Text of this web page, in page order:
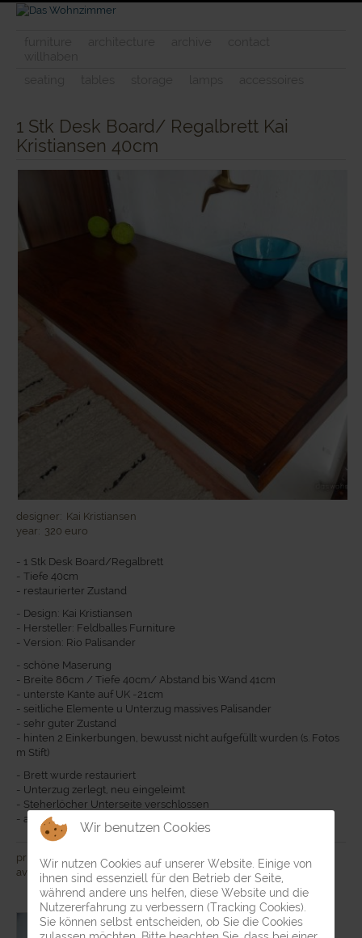
1 Stk Desk Board/ Regalbrett Kai
Kristiansen 40cm
designer: Kai Kristiansen
year: 320 euro
- 1 Stk Desk Board/Regalbrett
- Tiefe 40cm
- restaurierter Zustand
- Design: Kai Kristiansen
- Hersteller: Feldballes Furniture
- Version: Rio Palisander
- schöne Maserung
- Breite 86cm / Tiefe 40cm/ Abstand bis Wand 41cm
- unterste Kante auf UK -21cm
- seitliche Elemente u Unterzug massives Palisander
- sehr guter Zustand
- hinten 2 Einkerbungen, bewusst nicht aufgefüllt wurden (s. Fotos
m Stift)
- Brett wurde restauriert
- Unterzug zerlegt, neu eingeleimt
- Steherlöcher Unterseite verschlossen
- abgeschliffen, mehrfach neu geölt
price: €
320
available
Wir benutzen Cookies
Wir nutzen Cookies auf unserer Website. Einige von
ihnen sind essenziell für den Betrieb der Seite,
während andere uns helfen, diese Website und die
Nutzererfahrung zu verbessern (Tracking Cookies).
Sie können selbst entscheiden, ob Sie die Cookies